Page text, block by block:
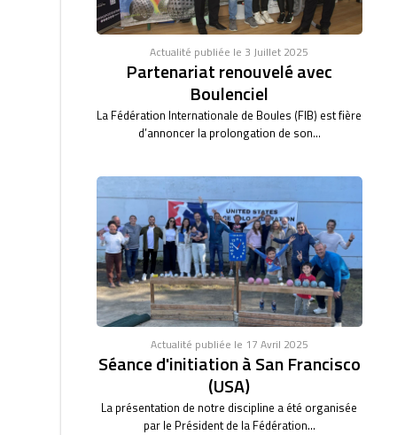
Actualité publiée le 3 Juillet 2025
Partenariat renouvelé avec
Boulenciel
La Fédération Internationale de Boules (FIB) est fière
d’annoncer la prolongation de son...
Actualité publiée le 17 Avril 2025
Séance d'initiation à San Francisco
(USA)
La présentation de notre discipline a été organisée
par le Président de la Fédération...